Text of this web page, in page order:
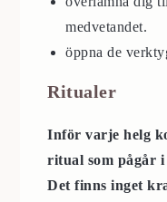
medvetandet.
öppna de
Ritualer
Inför varje helg
ritual som pågår i
Det finns inget